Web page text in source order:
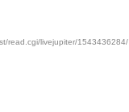
read.cgi/livejupiter/1543436284/